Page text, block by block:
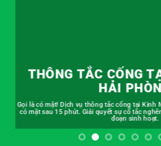
THÔNG TẮC CỐNG
HẢI
Gọi là có mặt! Dịch vụ thông tắc cống tại Kinh
có mặt sau 15 phút. Giải quyết sự cố tắc
đoạn sinh hoạt.